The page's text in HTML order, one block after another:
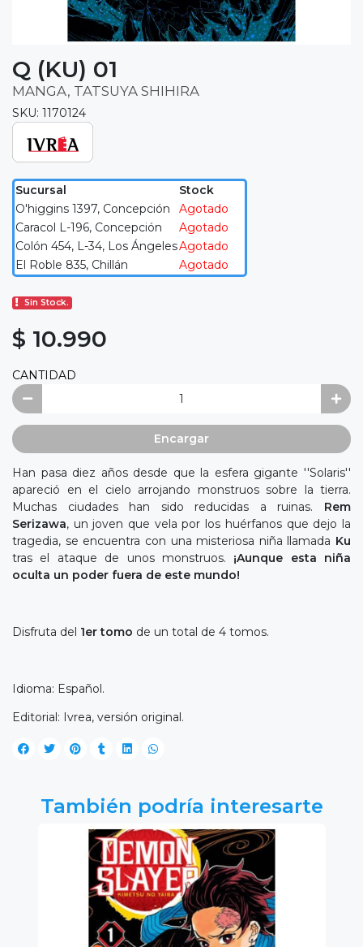
Q (KU) 01
MANGA, TATSUYA SHIHIRA
SKU: 1170124
Sucursal
Stock
O'higgins 1397, Concepción
Agotado
Caracol L-196, Concepción
Agotado
Colón 454, L-34, Los ÁngelesAgotado
El Roble 835, Chillán
Agotado
Sin Stock.
$ 10.990
CANTIDAD
Encargar
Han pasa diez años desde que la esfera gigante ''Solaris''
apareció en el cielo arrojando monstruos sobre la tierra.
Muchas ciudades han sido reducidas a ruinas. Rem
Serizawa, un joven que vela por los huérfanos que dejo la
tragedia, se encuentra con una misteriosa niña llamada Ku
tras el ataque de unos monstruos. ¡Aunque esta niña
oculta un poder fuera de este mundo!
Disfruta del 1er tomo de un total de 4 tomos.
Idioma: Español.
Editorial: Ivrea, versión original.
También podría interesarte